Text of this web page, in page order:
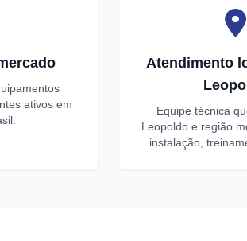
ativos em
Atendimento
Equipe técnica
Leopoldo e região
instalação,